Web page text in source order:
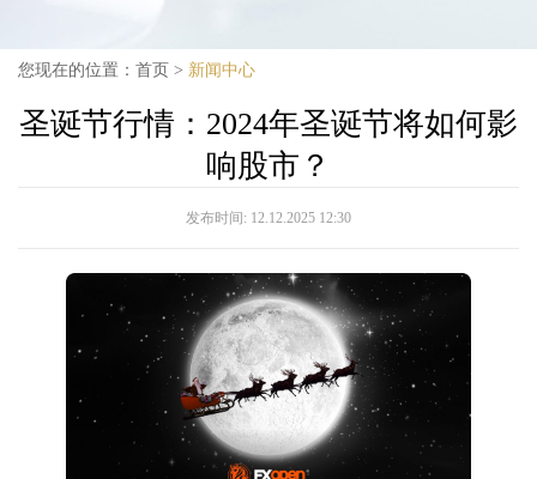
您现在的位置： 首页 > 新闻中心
圣诞节行情：2024年圣诞节将如何影
响股市？
发布时间: 12.12.2025 12:30